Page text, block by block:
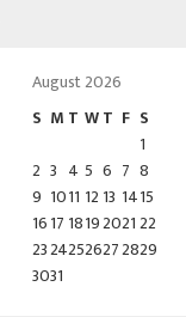
August 2026
S M T WT F S
1
2 3 4 5 6 7 8
9 1011 12 13 1415
1617 1819202122
23242526272829
3031